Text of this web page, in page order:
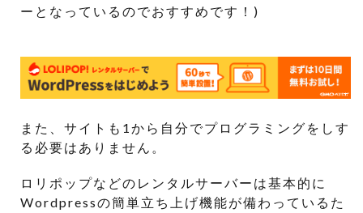
ーとなっているのでおすすめです！)
また、サイトも1から自分でプログラミングをしす
る必要はありません。
ロリポップなどのレンタルサーバーは基本的に
Wordpressの簡単立ち上げ機能が備わっているた